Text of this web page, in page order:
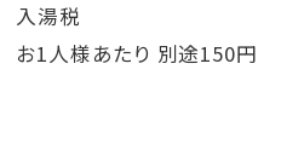
入湯税
お1人様あたり 別途150円